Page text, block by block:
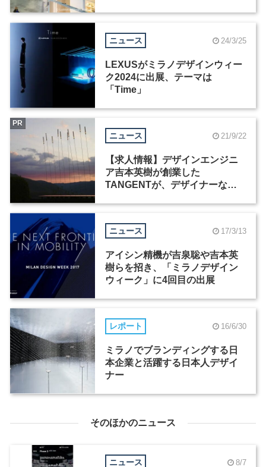
ニュース 24/3/25
LEXUSがミラノデザインウィー
ク2024に出展、テーマは
「Time」
ニュース 21/9/22
【求人情報】デザインエンジニ
ア吉本英樹が創業した
TANGENTが、デザイナーなど3
PR
ニュース 17/3/13
アイシン精機が吉泉聡や吉本英
樹らを招き、「ミラノデザイン
ウィーク」に4回目の出展
レポート 16/6/30
ミラノでブランディングする日
本企業と活躍する日本人デザイ
ナー
そのほかのニュース
ニュース 8/7